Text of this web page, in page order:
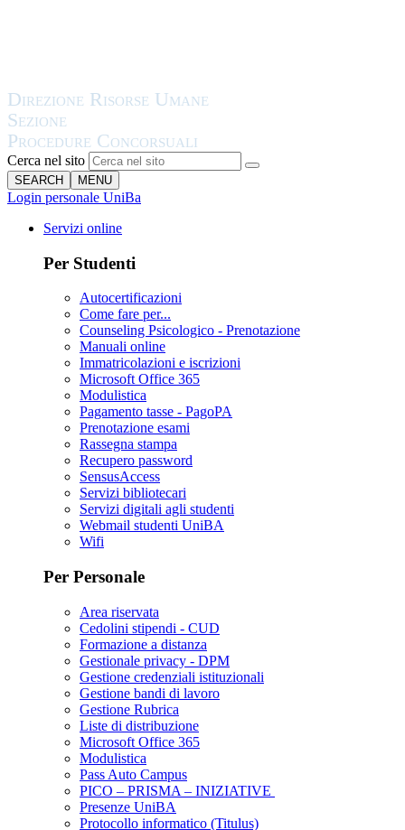
Cerca nel sito
SEARCH MENU
Login personale UniBa
Servizi online
Per Studenti
Autocertificazioni
Come fare per...
Counseling Psicologico - Prenotazione
Manuali online
Immatricolazioni e iscrizioni
Microsoft Office 365
Modulistica
Pagamento tasse - PagoPA
Prenotazione esami
Rassegna stampa
Recupero password
SensusAccess
Servizi bibliotecari
Servizi digitali agli studenti
Webmail studenti UniBA
Wifi
Per Personale
Area riservata
Cedolini stipendi - CUD
Formazione a distanza
Gestionale privacy - DPM
Gestione credenziali istituzionali
Gestione bandi di lavoro
Gestione Rubrica
Liste di distribuzione
Microsoft Office 365
Modulistica
Pass Auto Campus
PICO – PRISMA – INIZIATIVE
Presenze UniBA
Protocollo informatico (Titulus)